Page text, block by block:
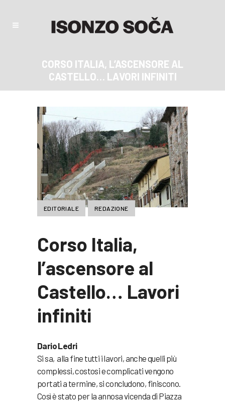
CORSO ITALIA, L’ASCENSORE AL
CASTELLO… LAVORI INFINITI
EDITORIALE REDAZIONE
Corso Italia,
l’ascensore al
Castello… Lavori
infiniti
Dario Ledri
Si sa, alla fine tutti i lavori, anche quelli più
complessi, costosi e complicati vengono
portati a termine, si concludono, finiscono.
Così è stato per la annosa vicenda di Piazza